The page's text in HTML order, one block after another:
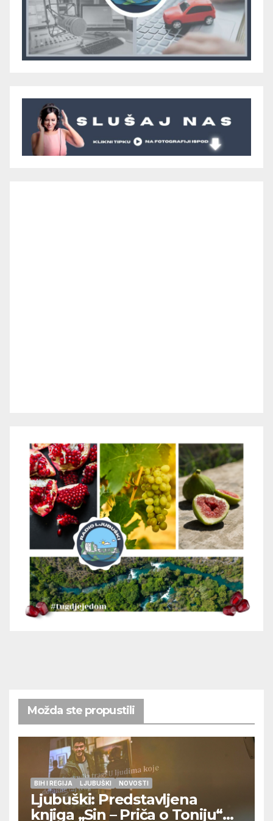
Možda ste propustili
BIH I REGIJA LJUBUŠKI NOVOSTI
Ljubuški: Predstavljena
knjiga „Sin – Priča o Toniju“